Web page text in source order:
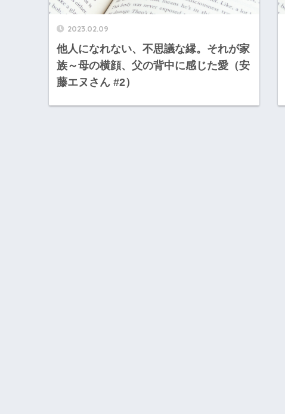
2023.02.09
他人になれない、不思議な縁。それが家
族～母の横顔、父の背中に感じた愛（安
藤エヌさん #2）